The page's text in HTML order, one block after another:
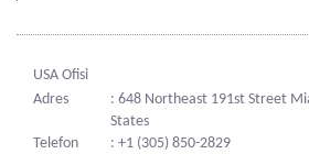
USA Ofisi
Adres
: 648 Northeast 191st Street
States
Telefon
: +1 (305) 850-2829